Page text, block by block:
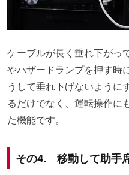
ケーブルが長く垂れ下がっ
やハザードランプを押す時
うして垂れ下げないように
るだけでなく、運転操作に
た機能です。
その4. 移動して助手